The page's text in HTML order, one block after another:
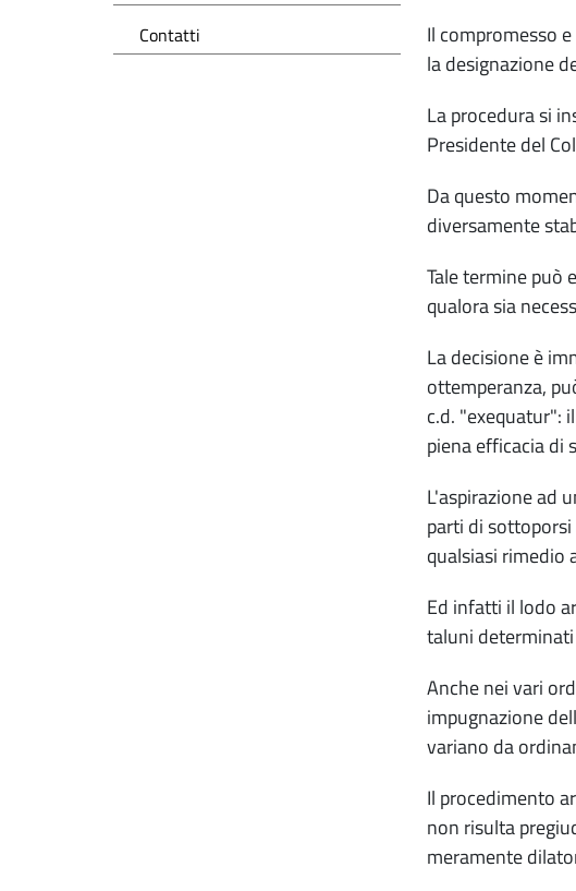
Il compromesso
la designazione
La procedura si
Presidente del
Da questo
diversamente
Tale termine può
qualora sia
La decisione è
ottemperanza,
c.d. "exequatur":
piena efficacia di
L'aspirazione ad
parti di
qualsiasi rimedio
Ed infatti il lodo
taluni
Anche nei vari
impugnazione
variano da
Il procedimento
non risulta
meramente
Contatti